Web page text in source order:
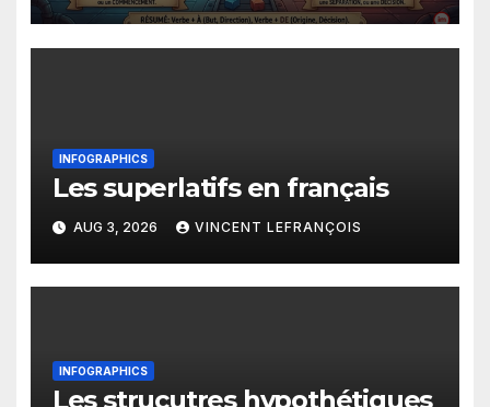
INFOGRAPHICS
Les superlatifs en français
AUG 3, 2026 VINCENT LEFRANÇOIS
INFOGRAPHICS
Les strucutres hypothétiques